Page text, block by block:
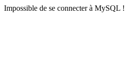
Impossible de se connecter à MySQL !